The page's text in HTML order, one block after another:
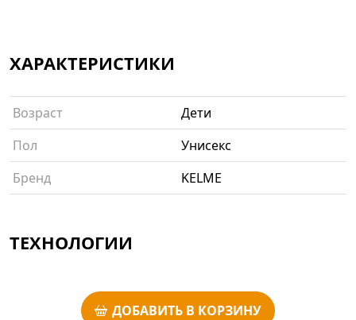
ХАРАКТЕРИСТИКИ
Возраст
Дети
Пол
Унисекс
Бренд
KELME
ТЕХНОЛОГИИ
ДОБАВИТЬ В КОРЗИНУ